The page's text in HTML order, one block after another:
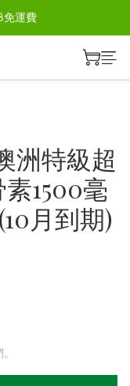
運費
洲特級超
1500毫
月到期)